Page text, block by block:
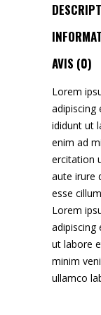
AVIS (0)
Lorem
adipiscing
ididunt ut
enim ad
ercitation
aute irure
esse
Lorem
adipiscing
ut labore
minim
ullamco